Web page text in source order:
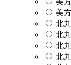
美
北
北
北
北